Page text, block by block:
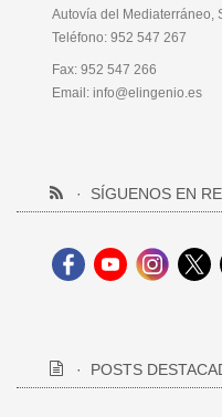
Autovía del Mediaterráneo,
Teléfono: 952 547 267
Fax: 952 547 266
Email: info@elingenio.es
SÍGUENOS EN
POSTS